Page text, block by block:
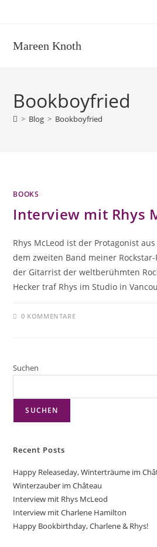
Mareen Knoth
Bookboyfried
> Blog > Bookboyfried
BOOKS
Interview mit Rhys
Rhys McLeod ist der Protagonist
dem zweiten Band meiner
der Gitarrist der weltberühmten
Hecker traf Rhys im Studio in
0 KOMMENTARE
Suchen
SUCHEN
Recent Posts
Happy Releaseday, Winterträume im
Winterzauber im Château
Interview mit Rhys McLeod
Interview mit Charlene Hamilton
Happy Bookbirthday, Charlene & Rhys!